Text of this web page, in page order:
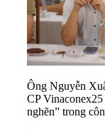
Ông Nguyễn
CP
nghẽn” trong